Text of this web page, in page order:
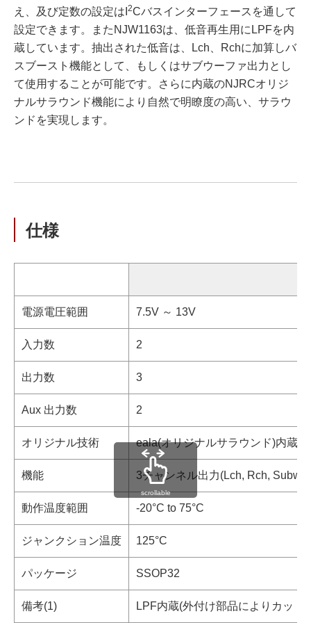
え、及び定数の設定はI 2Cバスインターフェースを通して
設定できます。またNJW1163は、低音再生用にLPFを内
蔵しています。抽出された低音は、Lch、Rchに加算しバ
スブースト機能として、もしくはサブウーファ出力とし
て使用することが可能です。さらに内蔵のNJRCオリジ
ナルサラウンド機能により自然で明瞭度の高い、サラウ
ンドを実現します。
仕様
電源電圧範囲 7.5V ～ 13V
入力数 2
出力数 3
Aux 出力数 2
オリジナル技術 eala(オリジナルサラウンド)内蔵
機能 3チャンネル出力(Lch, Rch,
動作温度範囲 -20°C to 75°C
ジャンクション温度 125°C
パッケージ SSOP32
備考(1) LPF内蔵(外付け部品によりカッ
scrollable